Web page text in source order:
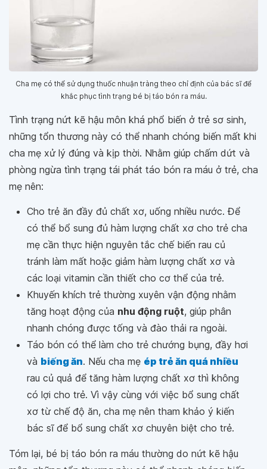
Cha mẹ có thể sử dụng thuốc nhuận tràng theo chỉ định của bác sĩ để
khắc phục tình trạng bé bị táo bón ra máu.
Tình trạng nứt kẽ hậu môn khá phổ biến ở trẻ sơ sinh,
những tổn thương này có thể nhanh chóng biến mất khi
cha mẹ xử lý đúng và kịp thời. Nhằm giúp chấm dứt và
phòng ngừa tình trạng tái phát táo bón ra máu ở trẻ, cha
mẹ nên:
Cho trẻ ăn đầy đủ chất xơ, uống nhiều nước. Để
có thể bổ sung đủ hàm lượng chất xơ cho trẻ cha
mẹ cần thực hiện nguyên tắc chế biến rau củ
tránh làm mất hoặc giảm hàm lượng chất xơ và
các loại vitamin cần thiết cho cơ thể của trẻ.
Khuyến khích trẻ thường xuyên vận động nhằm
tăng hoạt động của nhu động ruột, giúp phân
nhanh chóng được tống và đào thải ra ngoài.
Táo bón có thể làm cho trẻ chướng bụng, đầy hơi
và biếng ăn. Nếu cha mẹ ép trẻ ăn quá nhiều
rau củ quả để tăng hàm lượng chất xơ thì không
có lợi cho trẻ. Vì vậy cùng với việc bổ sung chất
xơ từ chế độ ăn, cha mẹ nên tham khảo ý kiến
bác sĩ để bổ sung chất xơ chuyên biệt cho trẻ.
Tóm lại, bé bị táo bón ra máu thường do nứt kẽ hậu